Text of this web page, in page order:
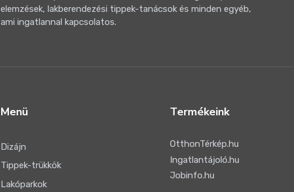
elemzések, lakberendezési tippek-tanácsok és minden egyéb,
ami ingatlannal kapcsolatos.
Menü
Dizájn
Tippek-trükkök
Lakóparkok
Termékeink
OtthonTérkép.hu
Ingatlantájoló.hu
Jobinfo.hu